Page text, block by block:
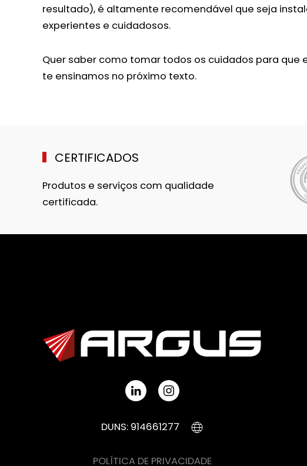
resultado), é altamente recomendável que seja
experientes e cuidadosos.
Quer saber como tomar todos os cuidados para que
te ensinamos no próximo texto.
CERTIFICADOS
Produtos e serviços com qualidade
certificada.
DUNS: 914661277
POLÍTICA DE PRIVACIDADE